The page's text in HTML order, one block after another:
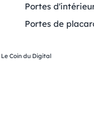
Portes
Portes de
Le Coin du Digital